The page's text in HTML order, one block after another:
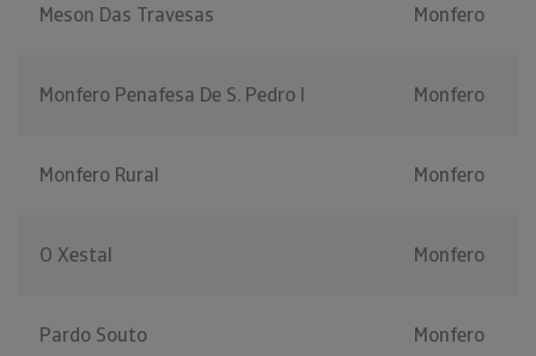
Meson Das Travesas Monfero
Monfero Penafesa De S. Pedro I Monfero
Monfero Rural Monfero
O Xestal Monfero
Pardo Souto Monfero